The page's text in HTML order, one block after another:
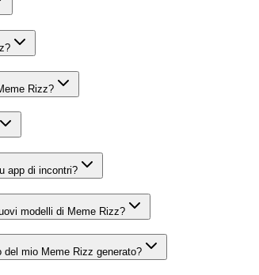
Rizz?
app di incontri?
modelli di Meme Rizz?
mio Meme Rizz generato?